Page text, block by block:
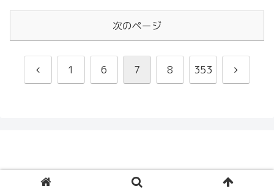
次のページ
前
1 6 7 8 353
次
© 2005 Ceruberus Husky.